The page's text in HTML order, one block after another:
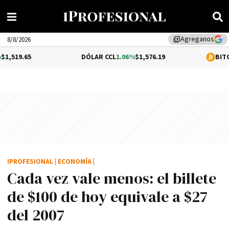
library_addAgreganos
8/8/2026
1.06%$1,576.19 0.2%
Cada vez vale menos: el billete
de $100 de hoy equivale a $27
del 2007
IPROFESIONAL ECONOMÍA